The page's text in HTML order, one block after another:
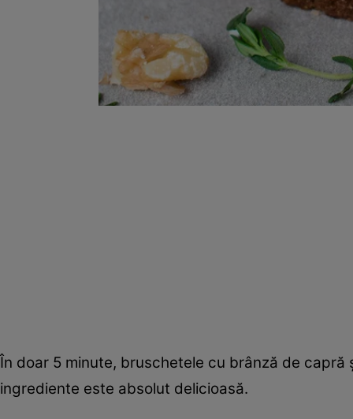
În doar 5 minute, bruschetele cu brânză de
ingrediente este absolut delicioasă.